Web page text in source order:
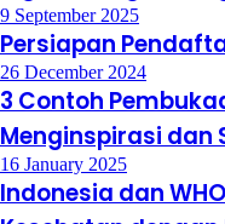
9 September 2025
Persiapan
26 December 2024
3 Contoh
Menginspirasi dan
16 January 2025
Indonesia dan